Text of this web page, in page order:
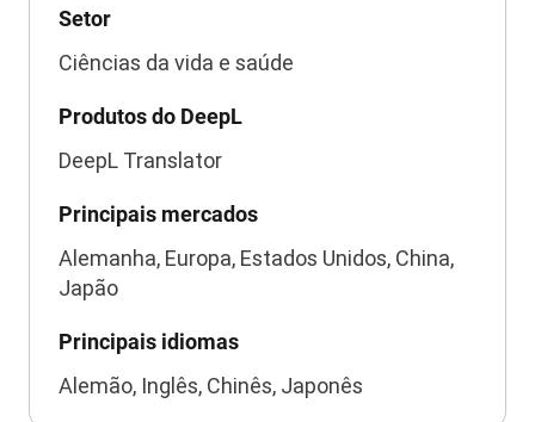
Setor
Ciências da vida e saúde
Produtos do DeepL
DeepL Translator
Principais mercados
Alemanha, Europa, Estados Unidos, China,
Japão
Principais idiomas
Alemão, Inglês, Chinês, Japonês